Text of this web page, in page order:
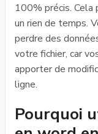
100% précis. Cela
un rien de temps.
perdre des
votre fichier, car
apporter de
ligne.
Pourquoi